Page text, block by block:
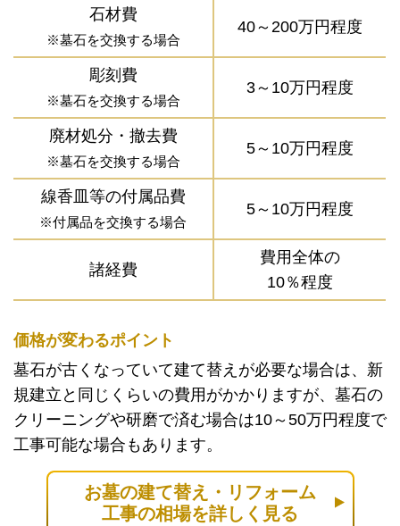
石材費
※墓石を交換する場合
40～200万円程度
彫刻費
※墓石を交換する場合
3～10万円程度
廃材処分・撤去費
※墓石を交換する場合
5～10万円程度
線香皿等の付属品費
※付属品を交換する場合
5～10万円程度
諸経費
費用全体の
10％程度
価格が変わるポイント
墓石が古くなっていて建て替えが必要な場合は、新
規建立と同じくらいの費用がかかりますが、墓石の
クリーニングや研磨で済む場合は10～50万円程度で
工事可能な場合もあります。
お墓の建て替え・リフォーム
工事の相場を詳しく見る